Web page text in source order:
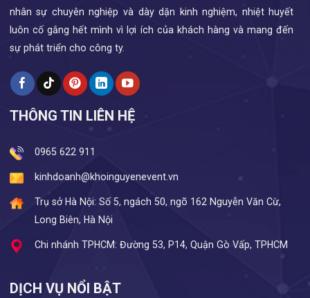
nhân sự chuyên nghiệp và dày dặn kinh nghiệm, nhiệt huyết
luôn cố gắng hết mình vì lợi ích của khách hàng và mang đến
sự phát triển cho công ty.
THÔNG TIN LIÊN HỆ
0965 622 911
kinhdoanh@khoinguyenevent.vn
Trụ sở Hà Nội: Số 5, ngách 50, ngõ 162 Nguyễn Văn Cừ,
Long Biên, Hà Nội
Chi nhánh TPHCM: Đường 53, P14, Quận Gò Vấp, TPHCM
DỊCH VỤ NỔI BẬT